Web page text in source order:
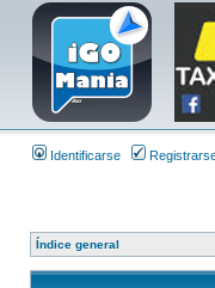
Identificarse
Índice general